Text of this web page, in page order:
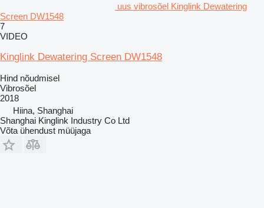
uus vibrosõel Kinglink Dewatering
Screen DW1548
7
VIDEO
Kinglink Dewatering Screen DW1548
Hind nõudmisel
Vibrosõel
2018
Hiina, Shanghai
Shanghai Kinglink Industry Co Ltd
Võta ühendust müüjaga